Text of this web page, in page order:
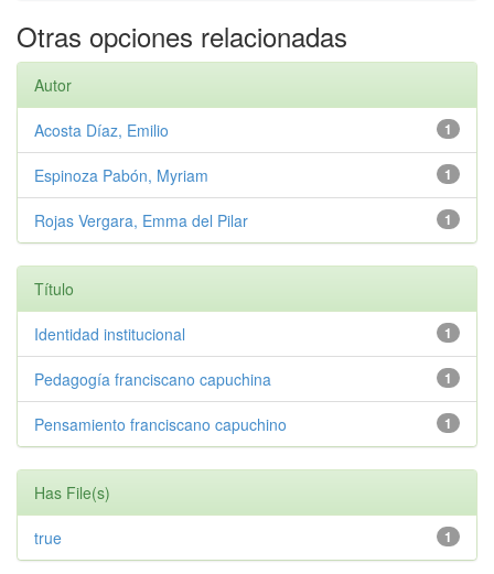
Otras opciones relacionadas
Autor
1
Acosta Díaz, Emilio
1
Espinoza Pabón, Myriam
1
Rojas Vergara, Emma del Pilar
Título
1
Identidad institucional
1
Pedagogía franciscano capuchina
1
Pensamiento franciscano capuchino
Has File(s)
1
true